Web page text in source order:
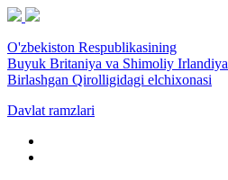
O'zbekiston Respublikasining
Buyuk Britaniya va Shimoliy Irlandiya
Birlashgan Qirolligidagi elchixonasi
Davlat ramzlari